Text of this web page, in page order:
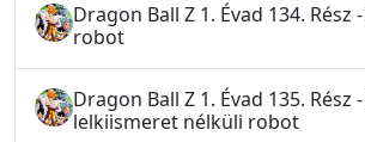
Dragon Ball Z 1. Évad 134. Rész
robot
Dragon Ball Z 1. Évad 135. Rész
lelkiismeret nélküli robot